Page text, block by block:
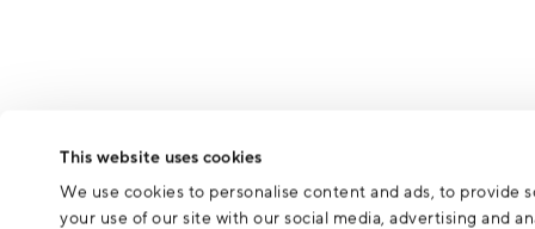
This website uses cookies
We use cookies to personalise content and ads, to provide
your use of our site with our social media, advertising and